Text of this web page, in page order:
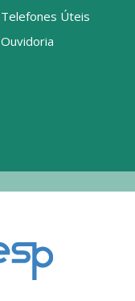
Telefones Úteis
Ouvidoria